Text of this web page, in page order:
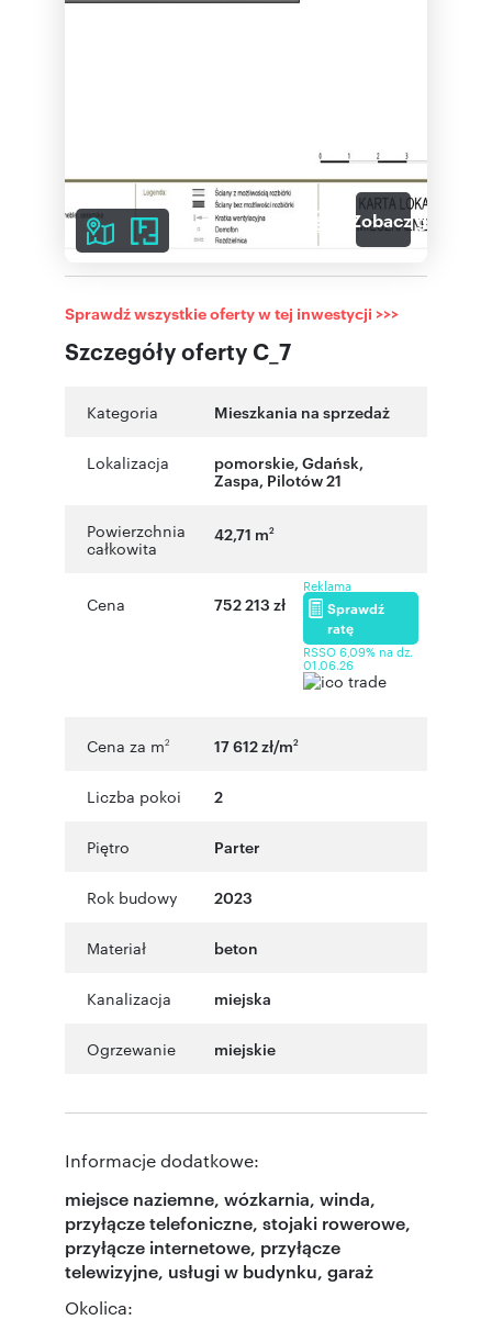
Zobacz galerię
Szczegóły oferty C_7
Sprawdź wszystkie oferty w tej inwestycji >>>
Kategoria Mieszkania na sprzedaż
Lokalizacja pomorskie, Gdańsk,
Zaspa, Pilotów 21
Powierzchnia
całkowita
42,71 m2
Cena 752 213 zł
Reklama
Sprawdź
ratę
RSSO 6,09% na dz.
01.06.26
Cena za m2 17 612 zł/m2
Liczba pokoi 2
Piętro Parter
Rok budowy 2023
Materiał beton
Kanalizacja miejska
Ogrzewanie miejskie
Informacje dodatkowe:
miejsce naziemne, wózkarnia, winda,
przyłącze telefoniczne, stojaki rowerowe,
przyłącze internetowe, przyłącze
telewizyjne, usługi w budynku, garaż
Okolica: